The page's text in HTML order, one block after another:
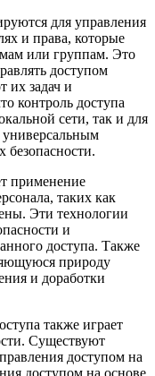
для управления
и права, которые
или группам. Это
доступом
их задач и
контроль доступа
сети, так и для
универсальным
безопасности.
применение
таких как
Эти технологии
и
доступа. Также
природу
и доработки
также играет
Существуют
доступом на
доступом на основе